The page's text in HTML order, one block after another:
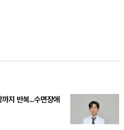
지 반복...수면장애